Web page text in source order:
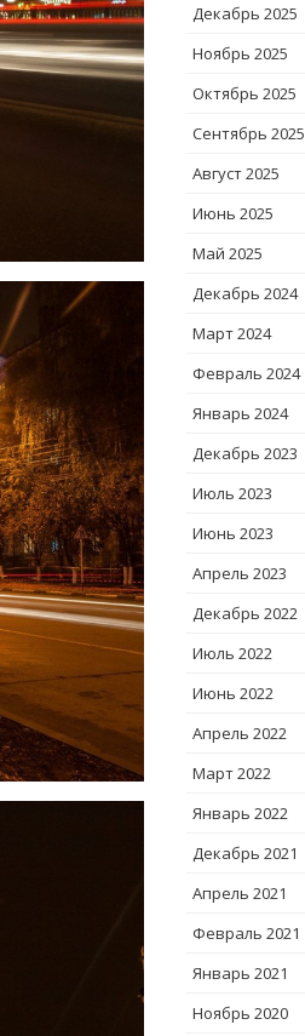
Декабрь 2025
Ноябрь 2025
Октябрь 2025
Сентябрь 2025
Август 2025
Июнь 2025
Май 2025
Декабрь 2024
Март 2024
Февраль 2024
Январь 2024
Декабрь 2023
Июль 2023
Июнь 2023
Апрель 2023
Декабрь 2022
Июль 2022
Июнь 2022
Апрель 2022
Март 2022
Январь 2022
Декабрь 2021
Апрель 2021
Февраль 2021
Январь 2021
Ноябрь 2020